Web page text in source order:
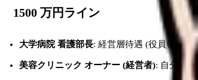
1500 万円ライン
大学病院 看護部長: 経営層待遇 (役員報酬扱
美容クリニック オーナー (経営者): 自分の